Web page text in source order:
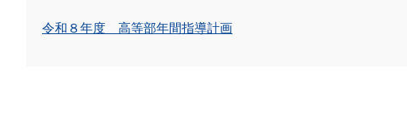
令和８年度 高等部年間指導計画